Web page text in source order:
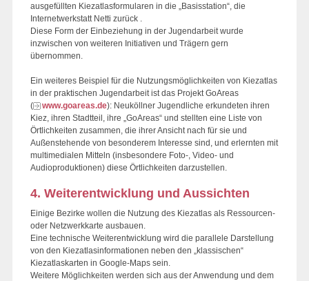
ausgefüllten Kiezatlasformularen in die „Basisstation“, die
Internetwerkstatt Netti zurück .
Diese Form der Einbeziehung in der Jugendarbeit wurde
inzwischen von weiteren Initiativen und Trägern gern
übernommen.
Ein weiteres Beispiel für die Nutzungsmöglichkeiten von Kiezatlas
in der praktischen Jugendarbeit ist das Projekt GoAreas
(
www.goareas.de): Neuköllner Jugendliche erkundeten ihren
Kiez, ihren Stadtteil, ihre „GoAreas“ und stellten eine Liste von
Örtlichkeiten zusammen, die ihrer Ansicht nach für sie und
Außenstehende von besonderem Interesse sind, und erlernten mit
multimedialen Mitteln (insbesondere Foto-, Video- und
Audioproduktionen) diese Örtlichkeiten darzustellen.
4. Weiterentwicklung und Aussichten
Einige Bezirke wollen die Nutzung des Kiezatlas als Ressourcen-
oder Netzwerkkarte ausbauen.
Eine technische Weiterentwicklung wird die parallele Darstellung
von den Kiezatlasinformationen neben den „klassischen“
Kiezatlaskarten in Google-Maps sein.
Weitere Möglichkeiten werden sich aus der Anwendung und dem